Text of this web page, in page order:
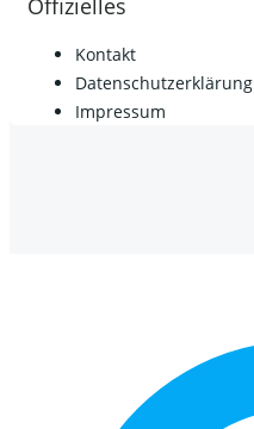
Offizielles
Kontakt
Datenschutzerklärung
Impressum